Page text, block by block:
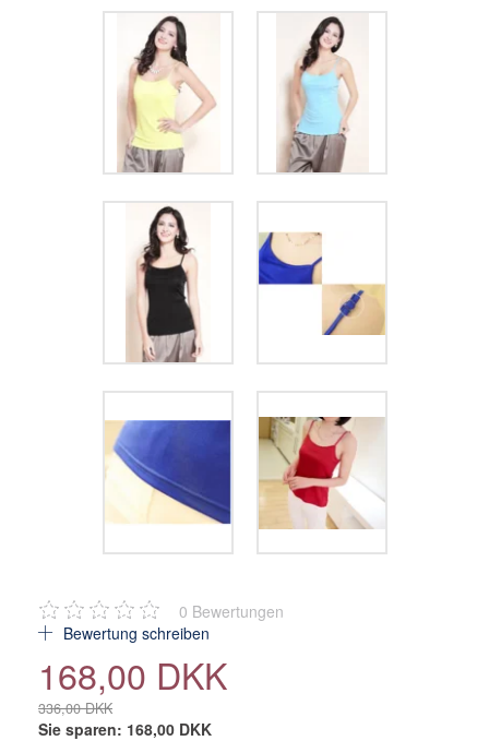
0 Bewertungen
Bewertung schreiben
168,00 DKK
336,00 DKK
Sie sparen: 168,00 DKK